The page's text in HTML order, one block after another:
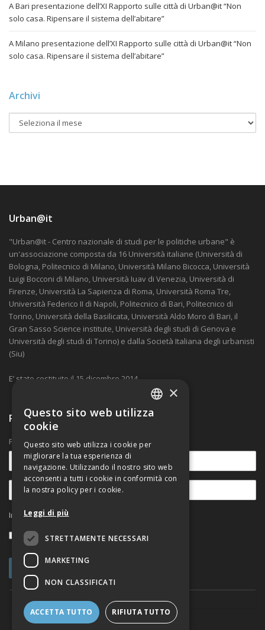
A Bari presentazione dell’XI Rapporto sulle città di Urban@it “Non
solo casa. Ripensare il sistema dell’abitare”
A Milano presentazione dell’XI Rapporto sulle città di Urban@it “Non
solo casa. Ripensare il sistema dell’abitare”
Archivi
Urban@it
"Urban@it - Centro nazionale di studi per le politiche urbane" è
un'associazione composta da 16 Università italiane (Università di
Bologna, Politecnico di Milano, Università Milano Bicocca, Università
Luigi Bocconi di Milano, Università Iuav di Venezia, Università di
Firenze, Università La Sapienza di Roma, Università Roma Tre,
Università Federico II di Napoli, Politecnico di Bari, Politecnico di
Torino, Università della Basilicata, Università Aldo Moro di Bari, il
Gran Sasso Science institute, Università degli studi di Genova e
Università degli studi di Torino) e dalla Società Italiana degli urbanisti
(Siu)
E’ stato costituito il 15 dicembre 2014.
Ricevi nostre comunicazioni
Per rimanere aggiornato sulle novità.
Informativa sul trattamento dei dati personali
Accetto
ITALIAN
×
Questo sito web utilizza
cookie
Questo sito web utilizza i cookie per
migliorare la tua esperienza di
navigazione. Utilizzando il nostro sito web
acconsenti a tutti i cookie in conformità con
la nostra policy per i cookie.
Leggi di più
STRETTAMENTE NECESSARI
MARKETING
NON CLASSIFICATI
ACCETTA TUTTO RIFIUTA TUTTO